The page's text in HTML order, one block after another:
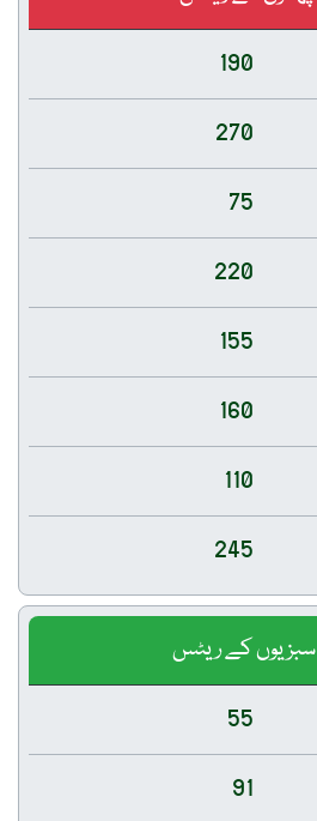
190
270
75
220
155
160
110
245
سبزیوں کے ریٹس
55
91